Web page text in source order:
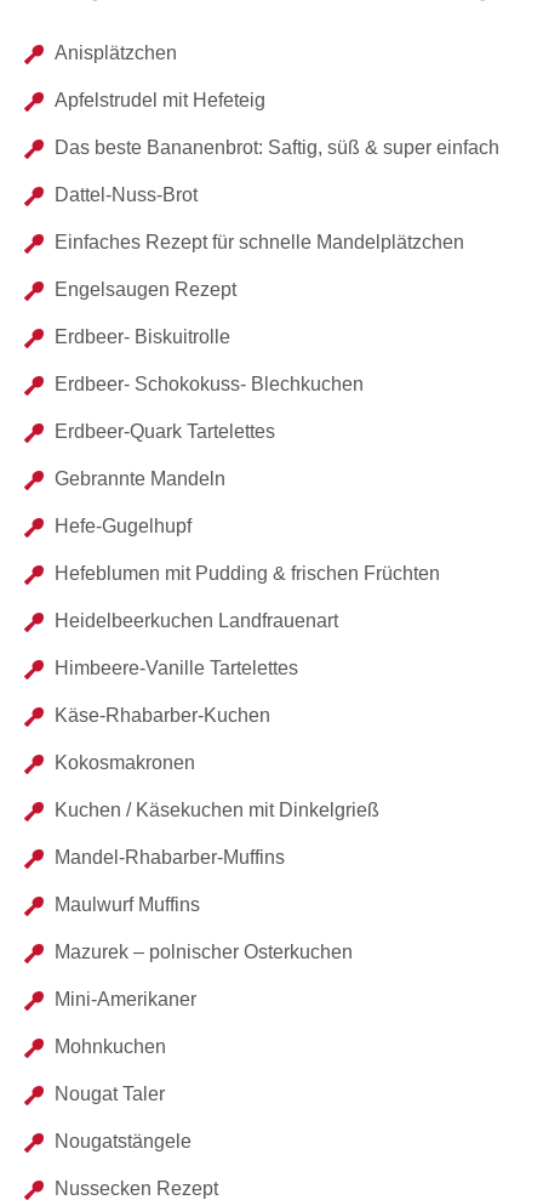
Anisplätzchen
Apfelstrudel mit Hefeteig
Das beste Bananenbrot: Saftig, süß & super einfach
Dattel-Nuss-Brot
Einfaches Rezept für schnelle Mandelplätzchen
Engelsaugen Rezept
Erdbeer- Biskuitrolle
Erdbeer- Schokokuss- Blechkuchen
Erdbeer-Quark Tartelettes
Gebrannte Mandeln
Hefe-Gugelhupf
Hefeblumen mit Pudding & frischen Früchten
Heidelbeerkuchen Landfrauenart
Himbeere-Vanille Tartelettes
Käse-Rhabarber-Kuchen
Kokosmakronen
Kuchen / Käsekuchen mit Dinkelgrieß
Mandel-Rhabarber-Muffins
Maulwurf Muffins
Mazurek – polnischer Osterkuchen
Mini-Amerikaner
Mohnkuchen
Nougat Taler
Nougatstängele
Nussecken Rezept